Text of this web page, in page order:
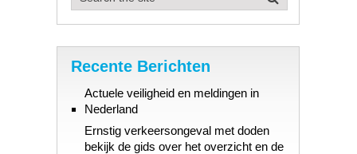
Recente Berichten
Actuele veiligheid en meldingen in
Nederland
Ernstig verkeersongeval met doden
bekijk de gids over het overzicht en de